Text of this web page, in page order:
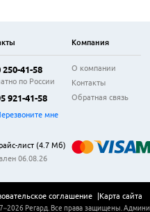
250-41-58
по России
921-41-58
мне
лист(4.7 Мб)
06.08.26
Компания
О компании
Контакты
Обратная связь
соглашение Карта сайта
2026 Регард. Все права защищены.